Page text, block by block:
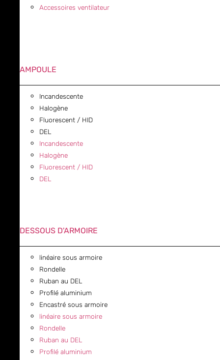
Accessoires ventilateur
AMPOULE
Incandescente
Halogène
Fluorescent / HID
DEL
Incandescente
Halogène
Fluorescent / HID
DEL
DESSOUS D'ARMOIRE
linéaire sous armoire
Rondelle
Ruban au DEL
Profilé aluminium
Encastré sous armoire
linéaire sous armoire
Rondelle
Ruban au DEL
Profilé aluminium